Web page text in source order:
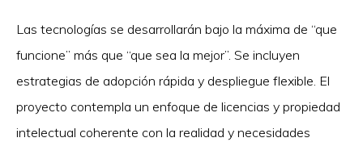
Las tecnologías se desarrollarán bajo la máxima de “que
funcione” más que “que sea la mejor”. Se incluyen
estrategias de adopción rápida y despliegue flexible. El
proyecto contempla un enfoque de licencias y propiedad
intelectual coherente con la realidad y necesidades